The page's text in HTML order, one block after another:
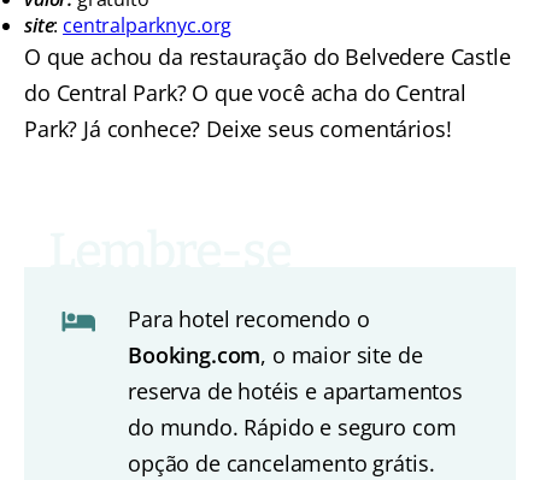
site: centralparknyc.org
O que achou da restauração do Belvedere Castle
do Central Park? O que você acha do Central
Park? Já conhece? Deixe seus comentários!
Para hotel recomendo o
Booking.com, o maior site de
reserva de hotéis e apartamentos
do mundo. Rápido e seguro com
opção de cancelamento grátis.